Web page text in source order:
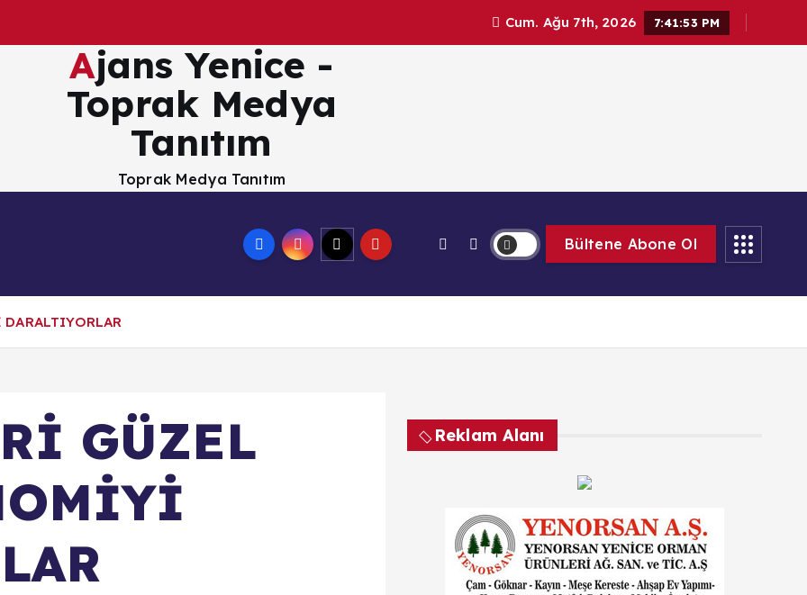
Cum. Ağu 7th, 2026 7:41:54 PM
Ajans Yenice -
Toprak Medya
Tanıtım
Toprak Medya Tanıtım
Bültene Abone Ol
GÜZEL
Reklam Alanı